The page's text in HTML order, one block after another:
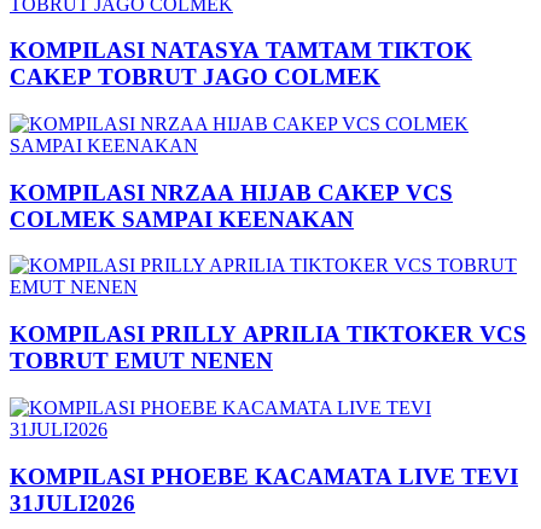
KOMPILASI NATASYA TAMTAM TIKTOK
CAKEP TOBRUT JAGO COLMEK
KOMPILASI NRZAA HIJAB CAKEP VCS
COLMEK SAMPAI KEENAKAN
KOMPILASI PRILLY APRILIA TIKTOKER VCS
TOBRUT EMUT NENEN
KOMPILASI PHOEBE KACAMATA LIVE TEVI
31JULI2026